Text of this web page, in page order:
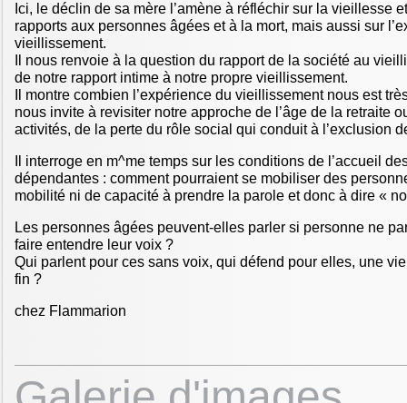
Ici, le déclin de sa mère l’amène à réfléchir sur la vieillesse
rapports aux personnes âgées et à la mort, mais aussi sur
vieillissement.
Il nous renvoie à la question du rapport de la société au
de notre rapport intime à notre propre vieillissement.
Il montre combien l’expérience du vieillissement nous est
nous invite à revisiter notre approche de l’âge de la retraite
activités, de la perte du rôle social qui conduit à l’exclusion
Il interroge en m^me temps sur les conditions de l’accueil
dépendantes : comment pourraient se mobiliser des
mobilité ni de capacité à prendre la parole et donc à dire «
Les personnes âgées peuvent-elles parler si personne ne
faire entendre leur voix ?
Qui parlent pour ces sans voix, qui défend pour elles, une
fin ?
chez Flammarion